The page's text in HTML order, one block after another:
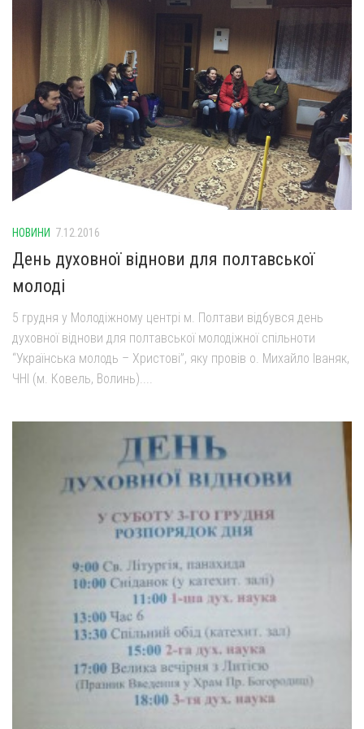
Оголошення
Трансляції
НОВИНИ 7.12.2016
День духовної віднови для полтавської
молоді
5 грудня у Молодіжному центрі м. Полтави відбувся день
духовної віднови для полтавської молодіжної спільноти
“Українська молодь – Христові”, яку провів о. Михайло Іваняк,
ЧНІ (м. Ковель, Волинь)....